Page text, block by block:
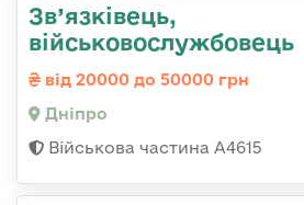
Зв’язківець,
військовослужбовець
від 20000 до 50000 грн
Дніпро
Військова частина А4615